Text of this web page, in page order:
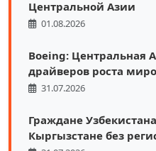
Центральной Азии
01.08.2026
Boeing: Центральная
драйверов роста
31.07.2026
Граждане
Кыргызстане без